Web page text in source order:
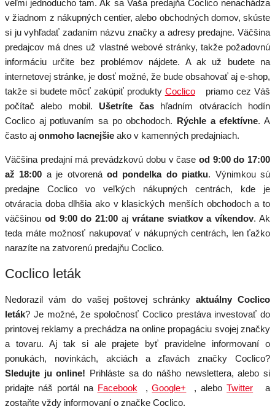
veľmi jednoducho tam. Ak sa Vaša predajňa Coclico nenachádza
v žiadnom z nákupných centier, alebo obchodných domov, skúste
si ju vyhľadať zadaním názvu značky a adresy predajne. Väčšina
predajcov má dnes už vlastné webové stránky, takže požadovnú
informáciu určite bez problémov nájdete. A ak už budete na
internetovej stránke, je dosť možné, že bude obsahovať aj e-shop,
takže si budete môcť zakúpiť produkty Coclico
priamo cez Váš
počítač alebo mobil. Ušetríte čashľadním otváracích hodín
Coclico aj potluvaním sa po obchodoch. Rýchle a efektívne. A
často aj onmoho lacnejšie ako v kamenných predajniach.
Väčšina predajní má prevádzkovú dobu v čase od 9:00 do 17:00
až 18:00 a je otvorenáod pondelka do piatku. Výnimkou sú
predajne Coclico vo veľkých nákupných centrách, kde je
otváracia doba dlhšia ako v klasických menších obchodoch a to
väčšinou od 9:00 do 21:00 aj vrátane sviatkov a víkendov. Ak
teda máte možnosť nakupovať v nákupných centrách, len ťažko
narazíte na zatvorenú predajňu Coclico.
Coclico leták
Nedorazil vám do vašej poštovej schránkyaktuálny Coclico
leták? Je možné, že spoločnosť Coclico prestáva investovať do
printovej reklamy a prechádza na online propagáciu svojej značky
a tovaru. Aj tak si ale prajete byť pravidelne informovaní o
ponukách, novinkách, akciách a zľavách značky Coclico?
Sledujte ju online! Prihláste sa do nášho newslettera, alebo si
pridajte náš portál na Facebook ,Google+ , aleboTwitter
a
zostaňte vždy informovaní o značke Coclico.